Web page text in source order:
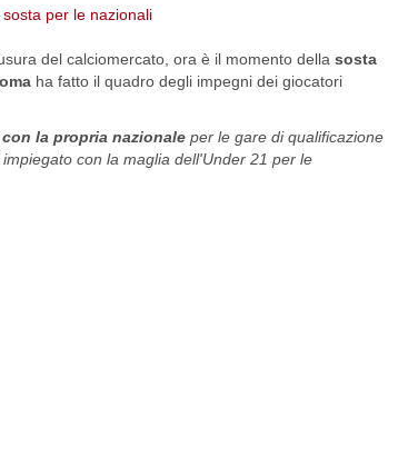
del calciomercato, ora è il momento della sosta
ha fatto il quadro degli impegni dei giocatori
la propria nazionale per le gare di qualificazione
con la maglia dell'Under 21 per le